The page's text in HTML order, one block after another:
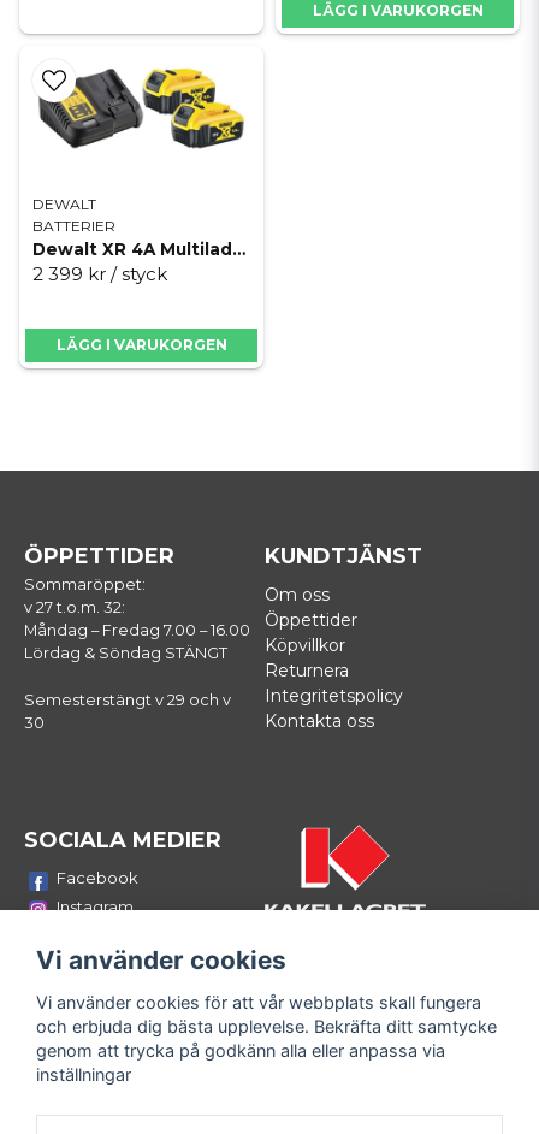
LÄGG I VARUKORGEN
DEWALT
BATTERIER
Dewalt XR 4A Multiladdare med 2x 5.0Ah batterier
2 399 kr / styck
LÄGG I VARUKORGEN
ÖPPETTIDER
Sommaröppet:
v 27 t.o.m. 32:
Måndag – Fredag 7.00 – 16.00
Lördag & Söndag STÄNGT
Semesterstängt v 29 och v
30
KUNDTJÄNST
Om oss
Öppettider
Köpvillkor
Returnera
Integritetspolicy
Kontakta oss
SOCIALA MEDIER
Facebook
Instagram
LinkedIn
Bli medlem i vårt nyhetsbrev
email
Mejladress
Fyll i din e-mailadress och ta del av våra nyheter och
Vi använder cookies
Vi använder cookies för att vår webbplats skall fungera
och erbjuda dig bästa upplevelse. Bekräfta ditt samtycke
genom att trycka på godkänn alla eller anpassa via
inställningar